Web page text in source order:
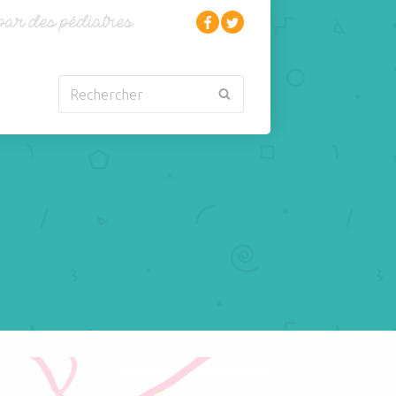
Rechercher
Pédiatrie
Pneumologie
Sommeil
Tabagisme Vapotage
: la digitalisation de la vie familiale - Parents, enfants et écrans